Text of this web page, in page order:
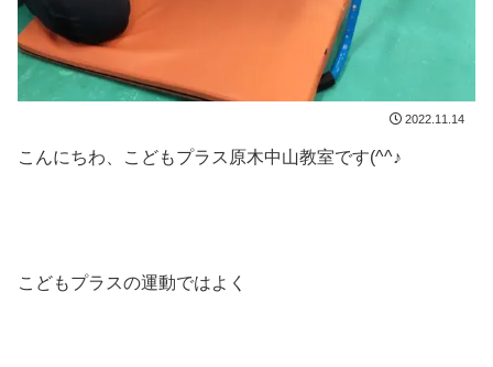
2022.11.14
こんにちわ、こどもプラス原木中山教室です(^^♪
こどもプラスの運動ではよく